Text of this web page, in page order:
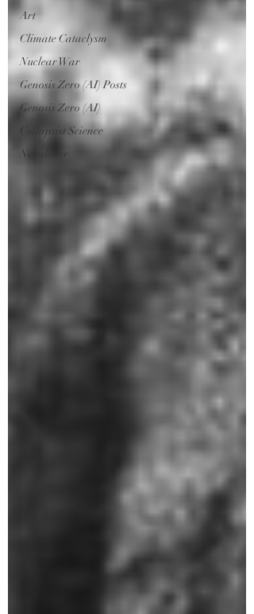
Art
Climate Cataclysm
Nuclear War
Genosis Zero (AI) Posts
Genosis Zero (AI)
Collapsist Science
Newsletter